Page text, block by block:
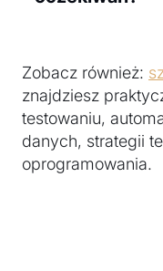
Zobacz również:
znajdziesz
testowaniu,
danych, strategii
oprogramowania.